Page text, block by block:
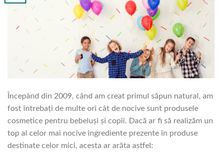
Începând din 2009, când am creat primul săpun natural, am
fost întrebați de multe ori cât de nocive sunt produsele
cosmetice pentru bebeluși și copii. Dacă ar fi să realizăm un
top al celor mai nocive ingrediente prezente în produse
destinate celor mici, acesta ar arăta astfel: